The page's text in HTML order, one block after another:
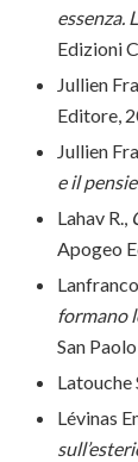
essenza.
Edizioni
Jullien
Editore,
Jullien
e il
Lahav R.,
Apogeo
formano
San
Latouche
Lévinas